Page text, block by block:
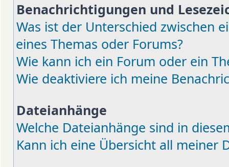
Benachrichtigungen und
Was ist der Unterschied zwischen
eines Themas oder Forums?
Wie kann ich ein Forum oder ein
Wie deaktiviere ich meine
Dateianhänge
Welche Dateianhänge sind in
Kann ich eine Übersicht all meiner